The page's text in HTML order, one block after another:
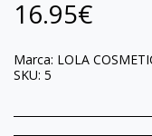
16.95€
Marca: LOLA
SKU: 5